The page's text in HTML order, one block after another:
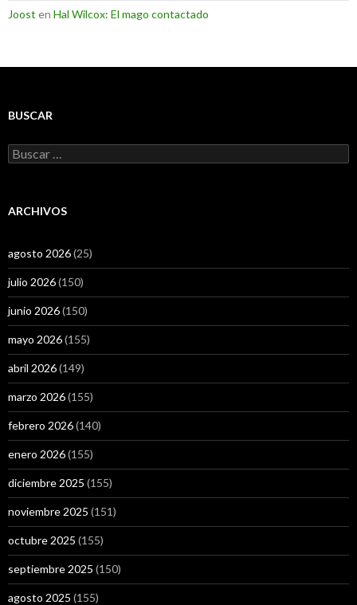
Joost en Hal Wilcox: El mago contactado
BUSCAR
Buscar:
ARCHIVOS
agosto 2026(25)
julio 2026(150)
junio 2026(150)
mayo 2026(155)
abril 2026(149)
marzo 2026(155)
febrero 2026(140)
enero 2026(155)
diciembre 2025 (155)
noviembre 2025 (151)
octubre 2025 (155)
septiembre 2025 (150)
agosto 2025 (155)